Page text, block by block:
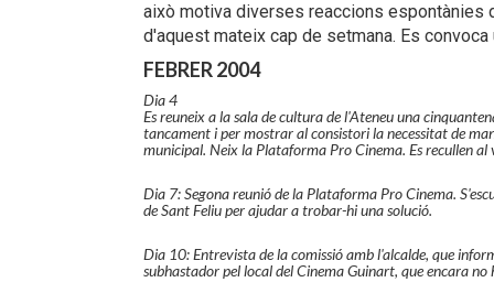
això motiva diverses reaccions espontànies
d'aquest mateix cap de setmana. Es
FEBRER 2004
Dia 4
Es reuneix a la sala de cultura de l'Ateneu una
tancament i per mostrar al consistori la necessitat de
municipal. Neix la Plataforma Pro Cinema. Es recullen
Dia 7: Segona reunió de la Plataforma Pro Cinema.
de Sant Feliu per ajudar a trobar-hi una solució.
Dia 10: Entrevista de la comissió amb l'alcalde, que
subhastador pel local del Cinema Guinart, que encara